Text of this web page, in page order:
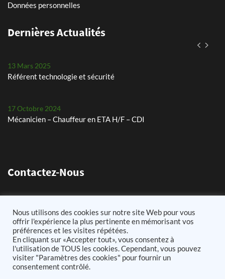
Données personnelles
Dernières Actualités
Assistant(e) paie et RH
13 Mars 2025
Référent technologie et sécurité
17 Octobre 2024
Mécanicien – Chauffeur en ETA H/F – CDI
24 Mai 2024
integral
25 Avril 2024
Arrachage de betteraves sucrières avec notre Ropa Tiger 6s
Contactez-Nous
03.21.60.73.75
info@cousinagricole62.fr
Nous utilisons des cookies sur notre site Web pour vous
offrir l'expérience la plus pertinente en mémorisant vos
préférences et les visites répétées.
En cliquant sur «Accepter tout», vous consentez à
l'utilisation de TOUS les cookies. Cependant, vous pouvez
visiter "Paramètres des cookies" pour fournir un
consentement contrôlé.